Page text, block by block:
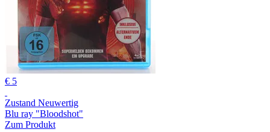
€ 5
Zustand Neuwertig
Blu ray "Bloodshot"
Zum Produkt